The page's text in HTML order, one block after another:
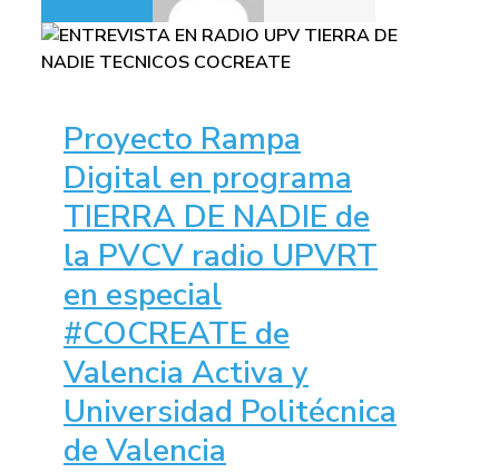
Proyecto Rampa
Digital en programa
TIERRA DE NADIE de
la PVCV radio UPVRT
en especial
#COCREATE de
Valencia Activa y
Universidad Politécnica
de Valencia